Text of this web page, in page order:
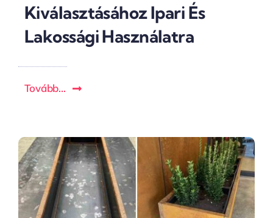
Kiválasztásához Ipari És
Lakossági Használatra
Tovább...